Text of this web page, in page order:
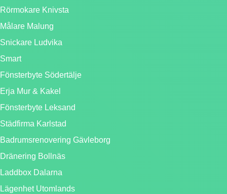
Rörmokare Knivsta
Målare Malung
Snickare Ludvika
Smart
Fönsterbyte Södertälje
Erja Mur & Kakel
Fönsterbyte Leksand
Städfirma Karlstad
Badrumsrenovering Gävleborg
Dränering Bollnäs
Laddbox Dalarna
Lägenhet Utomlands